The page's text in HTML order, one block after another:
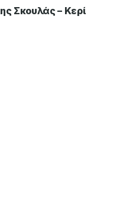
Σκουλάς – Κερί